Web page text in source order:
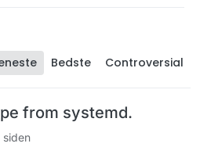
Bedste Controversial
from systemd.
siden